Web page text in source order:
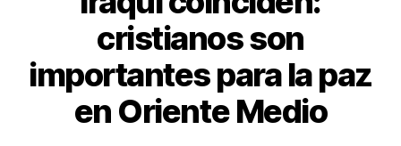
cristianos son
importantes para la paz
en Oriente Medio